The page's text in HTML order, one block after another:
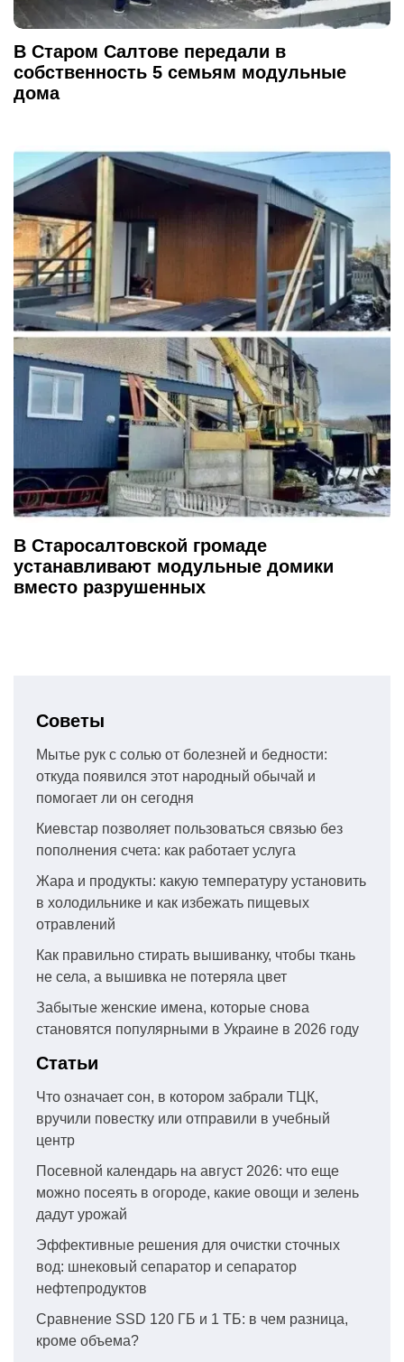
В Старом Салтове передали в
собственность 5 семьям модульные
дома
В Старосалтовской громаде
устанавливают модульные домики
вместо разрушенных
Советы
Мытье рук с солью от болезней и бедности:
откуда появился этот народный обычай и
помогает ли он сегодня
Киевстар позволяет пользоваться связью без
пополнения счета: как работает услуга
Жара и продукты: какую температуру установить
в холодильнике и как избежать пищевых
отравлений
Как правильно стирать вышиванку, чтобы ткань
не села, а вышивка не потеряла цвет
Забытые женские имена, которые снова
становятся популярными в Украине в 2026 году
Статьи
Что означает сон, в котором забрали ТЦК,
вручили повестку или отправили в учебный
центр
Посевной календарь на август 2026: что еще
можно посеять в огороде, какие овощи и зелень
дадут урожай
Эффективные решения для очистки сточных
вод: шнековый сепаратор и сепаратор
нефтепродуктов
Сравнение SSD 120 ГБ и 1 ТБ: в чем разница,
кроме объема?